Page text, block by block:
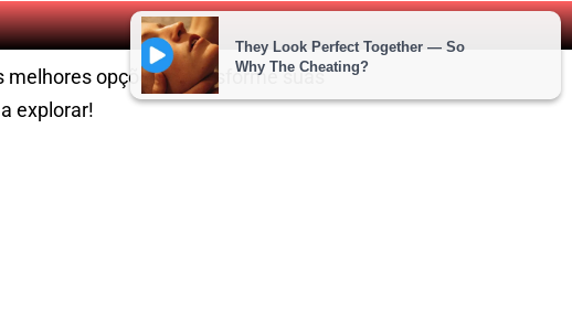
melhores opções e transforme suas
explorar!